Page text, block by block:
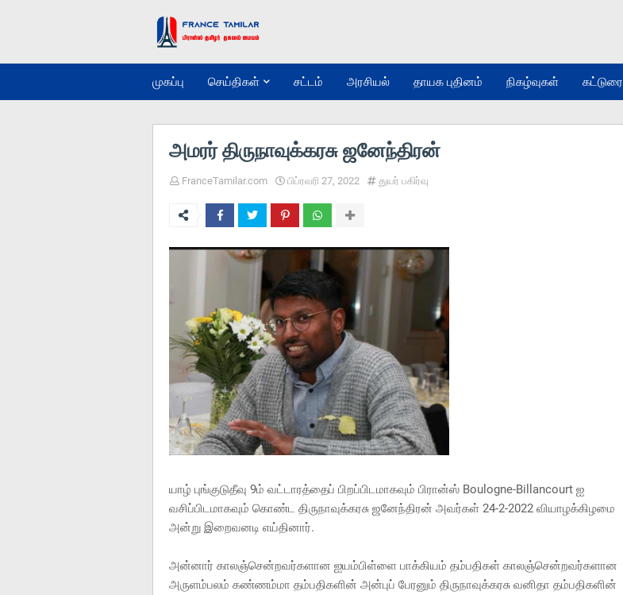
முகப்பு செய்திகள் சட்டம் அரசியல் தாயக புதினம் நிகழ்வுகள் கட்டுரை
அமரர் திருநாவுக்கரசு ஜனேந்திரன்
FranceTamilar.com பிப்ரவரி 27, 2022 துயர் பகிர்வு
யாழ் புங்குடுதீவு 9ம் வட்டாரத்தைப் பிறப்பிடமாகவும் பிரான்ஸ் Boulogne-Billancourt ஐ
வசிப்பிடமாகவும் கொண்ட திருநாவுக்கரசு ஜனேந்திரன் அவர்கள் 24-2-2022 வியாழக்கிழமை
அன்று இறைவனடி எய்தினார்.
அன்னார் காலஞ்சென்றவர்களான ஐயம்பிள்ளை பாக்கியம் தம்பதிகள் காலஞ்சென்றவர்களான
அருளம்பலம் கண்ணம்மா தம்பதிகளின் அன்புப் பேரனும் திருநாவுக்கரசு வனிதா தம்பதிகளின்